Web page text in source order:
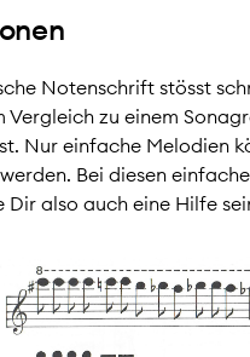
Notenschrift stösst
Vergleich zu einem
Nur einfache Melodien
Bei diesen
Dir also auch eine Hilfe